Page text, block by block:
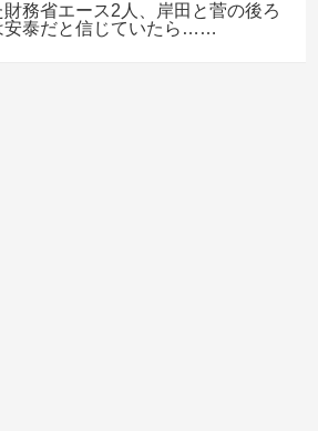
務省エース2人、岸田と菅の後ろ
安泰だと信じていたら……